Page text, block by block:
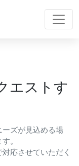
エストす
ーズが見込める場
。
応させていただく